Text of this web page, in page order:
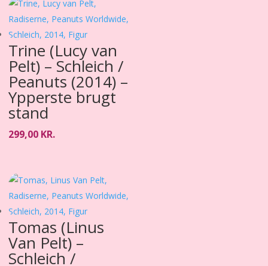
Trine (Lucy van
Pelt) – Schleich /
Peanuts (2014) –
Ypperste brugt
stand
299,00 KR.
Tomas (Linus
Van Pelt) –
Schleich /